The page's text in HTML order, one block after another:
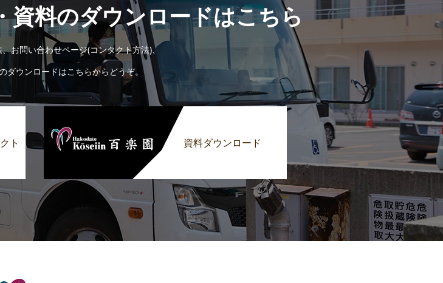
料のダウンロードはこちら
お問い合わせページ(コンタクト方法)、
ダウンロードはこちらからどうぞ。
ト 資料ダウンロード